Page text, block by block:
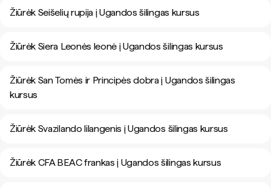
Žiūrėk Seišelių rupija į Ugandos šilingas kursus
Žiūrėk Siera Leonės leonė į Ugandos šilingas kursus
Žiūrėk San Tomės ir Principės dobra į Ugandos šilingas
kursus
Žiūrėk Svazilando lilangenis į Ugandos šilingas kursus
Žiūrėk CFA BEAC frankas į Ugandos šilingas kursus